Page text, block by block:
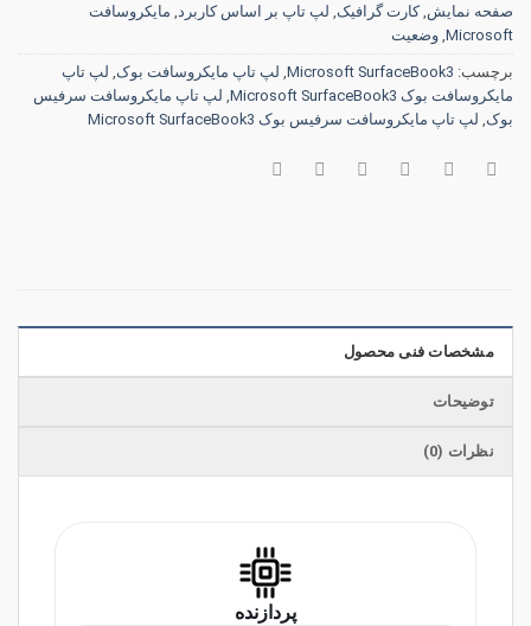
صفحه نمایش ,کارت گرافیک لپ تاپ بر اساس کاربرد مایکروسافت
Microsoft وضعیت
برچسب: Microsoft SurfaceBook3 لپ تاپ مایکروسافت بوک لپ تاپ
مایکروسافت بوک Microsoft SurfaceBook3
لپ تاپ مایکروسافت سرفیس
بوک لپ تاپ مایکروسافت سرفیس بوک Microsoft SurfaceBook3
مشخصات فنی محصول
توضیحات
نظرات (0)
پردازنده